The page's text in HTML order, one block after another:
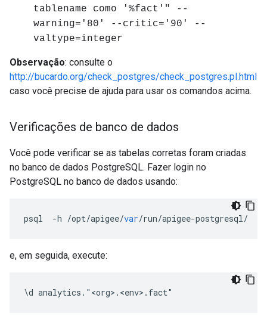
tablename como '%fact'" --
warning='80' --critic='90' --
valtype=integer
Observação: consulte o
http://bucardo.org/check_postgres/check_postgres.pl.html
caso você precise de ajuda para usar os comandos acima.
Verificações de banco de dados
Você pode verificar se as tabelas corretas foram criadas
no banco de dados PostgreSQL. Fazer login no
PostgreSQL no banco de dados usando:
psql -h /opt/apigee/var/run/apigee-postgresql/
e, em seguida, execute:
\d analytics."<org>.<env>.fact"